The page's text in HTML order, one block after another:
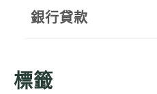
銀行貸款
標籤